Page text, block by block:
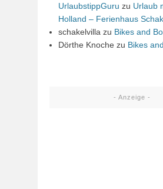
UrlaubstippGuru zu Urlaub
Holland – Ferienhaus
schakelvilla zu Bikes and
Dörthe Knoche zu Bikes
- Anzeige -